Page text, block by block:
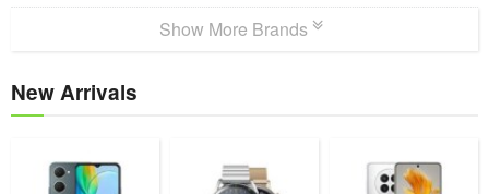
Show More Brands
New Arrivals